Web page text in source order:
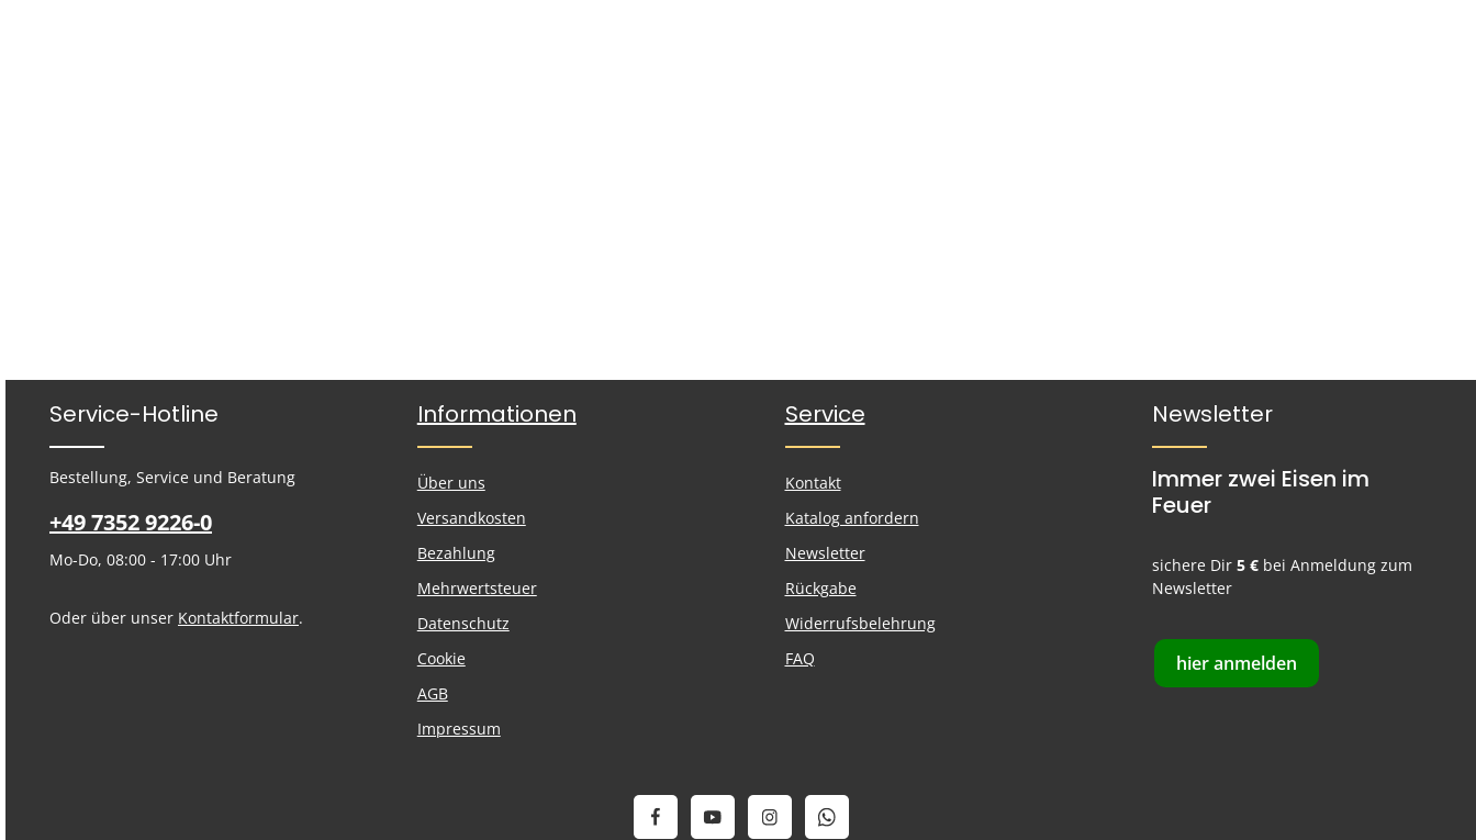
Service-Hotline
Bestellung, Service und Beratung
+49 7352 9226-0
Mo-Do, 08:00 - 17:00 Uhr
Oder über unser Kontaktformular.
Informationen
Über uns
Versandkosten
Bezahlung
Mehrwertsteuer
Datenschutz
Cookie
AGB
Impressum
Service
Kontakt
Katalog anfordern
Newsletter
Rückgabe
Widerrufsbelehrung
FAQ
Newsletter
Immer zwei Eisen im
Feuer
sichere Dir5 € bei Anmeldung zum
Newsletter
hier anmelden